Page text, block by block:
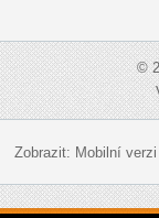
©
Zobrazit: Mobilní verzi